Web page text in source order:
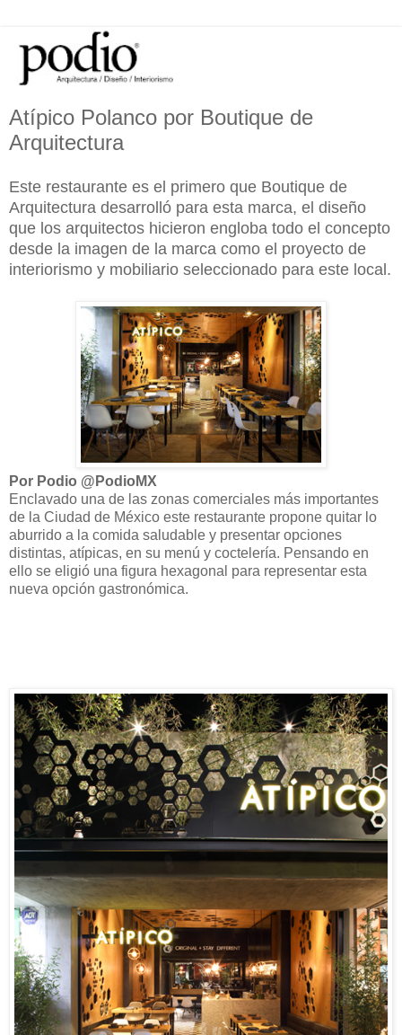
Atípico Polanco por Boutique de
Arquitectura
Este restaurante es el primero que Boutique de
Arquitectura desarrolló para esta marca, el diseño
que los arquitectos hicieron engloba todo el concepto
desde la imagen de la marca como el proyecto de
interiorismo y mobiliario seleccionado para este local.
Por Podio @PodioMX
Enclavado una de las zonas comerciales más importantes
de la Ciudad de México este restaurante propone quitar lo
aburrido a la comida saludable y presentar opciones
distintas, atípicas, en su menú y coctelería. Pensando en
ello se eligió una figura hexagonal para representar esta
nueva opción gastronómica.